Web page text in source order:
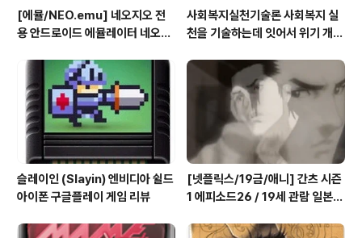
[에뮬/NEO.emu] 네오지오 전
용 안드로이드 에뮬레이터 네오지
폰 테이크HD Android Emul G
ame)
사회복지실천기술론 사회복지 실
천을 기술하는데 잇어서 위기 개입
개입 과정을 설명하시오
슬레이인 (Slayin) 엔비디아 쉴드
아이폰 구글플레이 게임 리뷰
[넷플릭스/19금/애니] 간츠 시즌
1 에피소드26 / 19세 관람 일본